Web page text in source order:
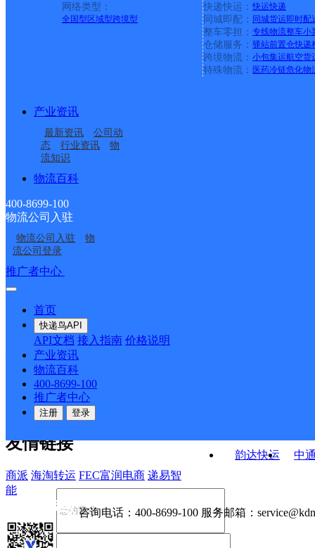
网络类型：
全国型 区域型跨境型
快递快运： 快运快递
同城即配： 同城货运即时配
整车零担： 专线物流整车小
仓储服务： 驿站前置仓快递
跨境物流： 小包集运航空货
特殊物流： 医药冷链危化物
产业资讯
最新资讯
公司动
态
行业资讯
物
流知识
物流百科
400-8699-100
物流公司入驻
物流公司入驻
物
流公司登录
推广者中心
首页
快递鸟API
API文档 接入指南 价格说明
产业资讯
物流百科
400-8699-100
推广者中心
注册 登录
遂昌妙高
湖山邮政所
龙洋邮政所
马头邮政所
东街邮政支局
应村邮政所
韵达快运
中
接口API
API接口 DEMO下载
关于我们
公司介绍 企业动态
合作伙伴 快递鸟接口服务协议
户隐私政策
友情链接
商派 海淘转运 FEC富润电商 递易智
能
咨询电话： 400-8699-100 服务邮箱：